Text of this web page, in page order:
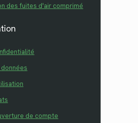
des fuites d'air comprimé
de compte